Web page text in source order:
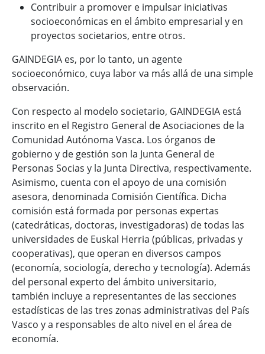
Contribuir a promover e impulsar iniciativas
socioeconómicas en el ámbito empresarial y en
proyectos societarios, entre otros.
GAINDEGIA es, por lo tanto, un agente
socioeconómico, cuya labor va más allá de una simple
observación.
Con respecto al modelo societario, GAINDEGIA está
inscrito en el Registro General de Asociaciones de la
Comunidad Autónoma Vasca. Los órganos de
gobierno y de gestión son la Junta General de
Personas Socias y la Junta Directiva, respectivamente.
Asimismo, cuenta con el apoyo de una comisión
asesora, denominada Comisión Científica. Dicha
comisión está formada por personas expertas
(catedráticas, doctoras, investigadoras) de todas las
universidades de Euskal Herria (públicas, privadas y
cooperativas), que operan en diversos campos
(economía, sociología, derecho y tecnología). Además
del personal experto del ámbito universitario,
también incluye a representantes de las secciones
estadísticas de las tres zonas administrativas del País
Vasco y a responsables de alto nivel en el área de
economía.